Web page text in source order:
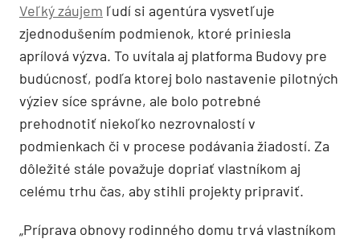
Veľký záujem ľudí si agentúra vysvetľuje
zjednodušením podmienok, ktoré priniesla
aprílová výzva. To uvítala aj platforma Budovy pre
budúcnosť, podľa ktorej bolo nastavenie pilotných
výziev síce správne, ale bolo potrebné
prehodnotiť niekoľko nezrovnalostí v
podmienkach či v procese podávania žiadostí. Za
dôležité stále považuje dopriať vlastníkom aj
celému trhu čas, aby stihli projekty pripraviť.
„Príprava obnovy rodinného domu trvá vlastníkom